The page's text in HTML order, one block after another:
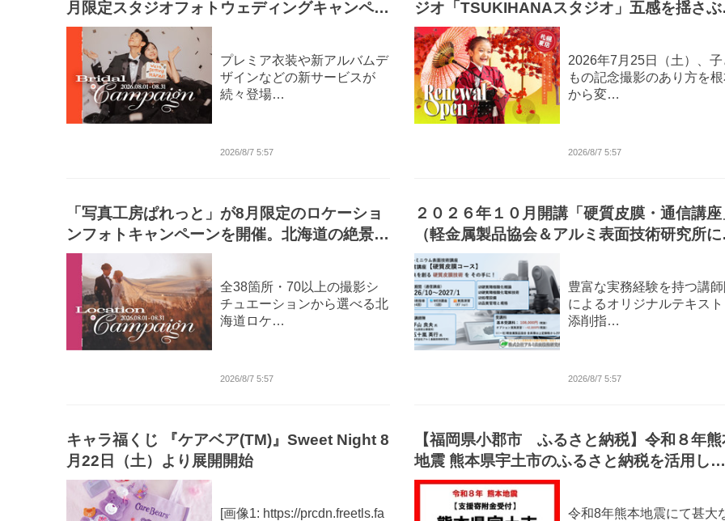
月限定スタジオフォトウェディングキャンペー
ンを開始。
プレミア衣装や新アルバムデ
ザインなどの新サービスが
続々登場…
2026/8/7 5:57
ジオ「TSUKIHANAスタジオ」五感を揺さぶ
未体験の和モダン空間、堂々リニューアルオ
プン。
2026年7月25日（土）、子
もの記念撮影のあり方を
から変…
2026/8/7 5:57
「写真工房ぱれっと」が8月限定のロケーショ
ンフォトキャンペーンを開催。北海道の絶景を
舞台に、一日一組限定のプレミアムフォトウェ
ディングを。
全38箇所・70以上の撮影シ
チュエーションから選べる北
海道ロケ…
2026/8/7 5:57
２０２６年１０月開講「硬質皮膜・通信講座
（軽金属製品協会＆アルミ表面技術研究所に
る協同企画運営・株式会社Andtech協賛）募
集中!（9/15〆切）
豊富な実務経験を持つ講
によるオリジナルテキスト
添削指…
2026/8/7 5:57
キャラ福くじ 『ケアベア(TM)』Sweet Night 8
月22日（土）より展開開始
[画像1: https://prcdn.freetls.fa
【福岡県小郡市 ふるさと納税】令和８年熊
地震 熊本県宇土市のふるさと納税を活用した
災害支援 小郡市が代理寄附受付を開始
令和8年熊本地震にて甚大